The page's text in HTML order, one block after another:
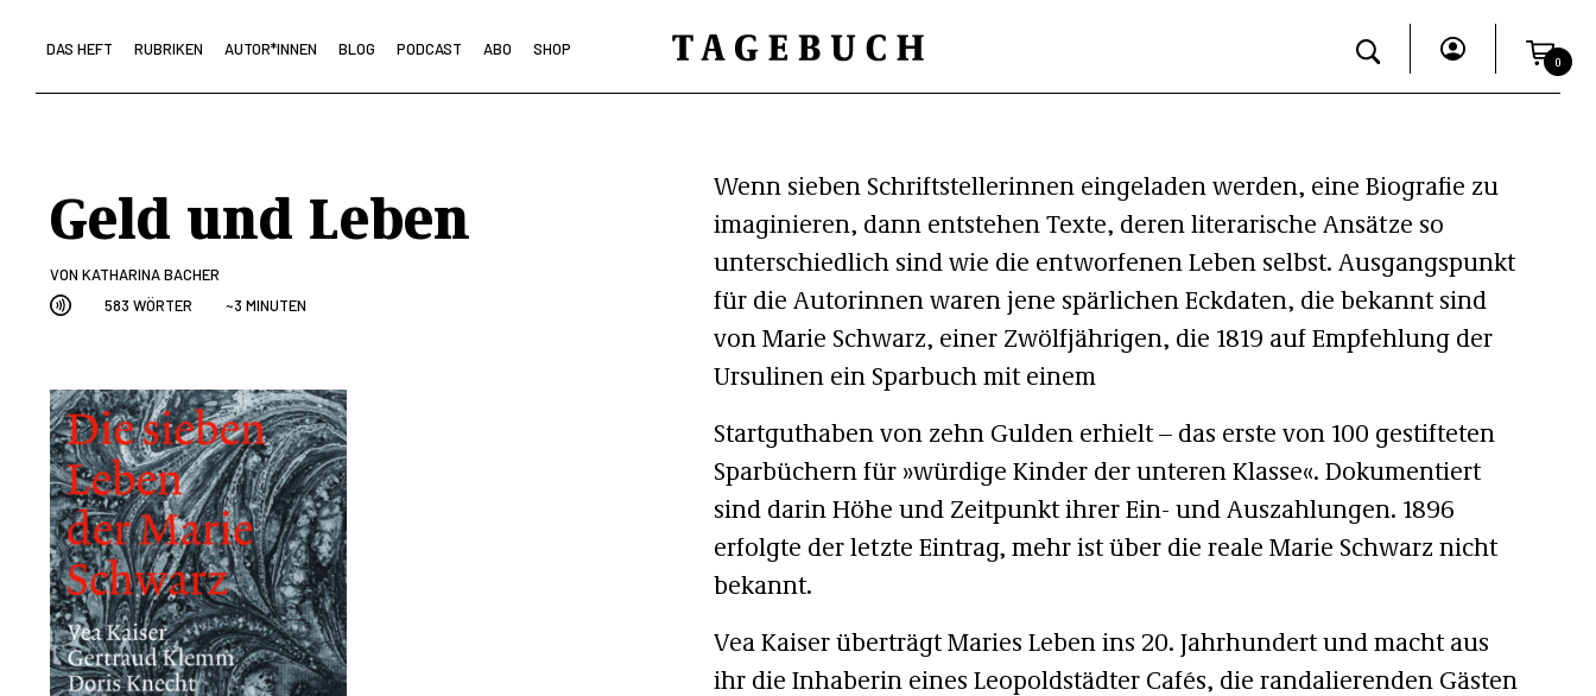
DAS HEFT RUBRIKEN AUTOR*INNEN BLOG PODCAST ABO SHOP
0
Geld und Leben
VON KATHARINA BACHER
583 WÖRTER
~3 MINUTEN
Wenn sieben Schriftstellerinnen eingeladen werden, eine Biografie zu
imaginieren, dann entstehen Texte, deren literarische Ansätze so
unterschiedlich sind wie die entworfenen Leben selbst. Ausgangspunkt
für die Autorinnen waren jene spärlichen Eckdaten, die bekannt sind
von Marie Schwarz, einer Zwölfjährigen, die 1819 auf Empfehlung der
Ursulinen ein Sparbuch mit einem
Startguthaben von zehn Gulden erhielt – das erste von 100 gestifteten
Sparbüchern für »würdige Kinder der unteren Klasse«. Dokumentiert
sind darin Höhe und Zeitpunkt ihrer Ein- und Auszahlungen. 1896
erfolgte der letzte Eintrag, mehr ist über die reale Marie Schwarz nicht
bekannt.
Vea Kaiser überträgt Maries Leben ins 20. Jahrhundert und macht aus
ihr die Inhaberin eines Leopoldstädter Cafés, die randalierenden Gästen